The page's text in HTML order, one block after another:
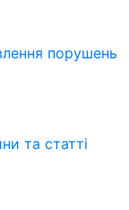
порушень
та статті